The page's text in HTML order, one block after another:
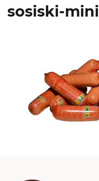
sosiski-mini